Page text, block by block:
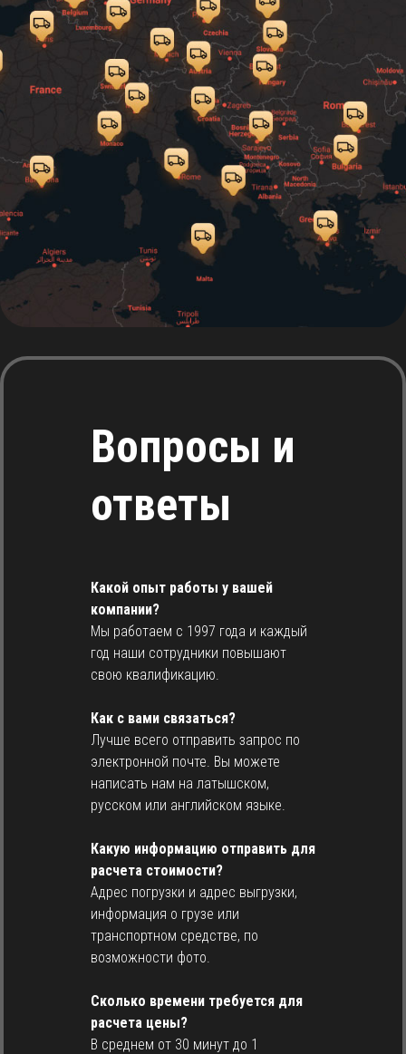
Вопросы и
ответы
Какой опыт работы у вашей
компании?
Мы работаем с 1997 года и каждый
год наши сотрудники повышают
свою квалификацию.
Как с вами связаться?
Лучше всего отправить запрос по
электронной почте. Вы можете
написать нам на латышском,
русском или английском языке.
Какую информацию отправить для
расчета стоимости?
Адрес погрузки и адрес выгрузки,
информация о грузе или
транспортном средстве, по
возможности фото.
Сколько времени требуется для
расчета цены?
В среднем от 30 минут до 1